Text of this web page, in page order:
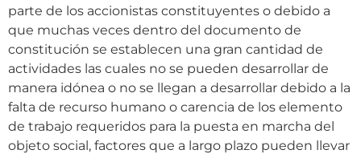
parte de los accionistas constituyentes o debido a
que muchas veces dentro del documento de
constitución se establecen una gran cantidad de
actividades las cuales no se pueden desarrollar de
manera idónea o no se llegan a desarrollar debido a la
falta de recurso humano o carencia de los elemento
de trabajo requeridos para la puesta en marcha del
objeto social, factores que a largo plazo pueden llevar